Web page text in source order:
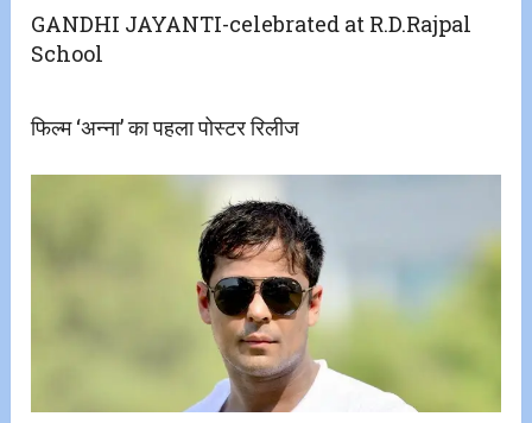
GANDHI JAYANTI-celebrated at R.D.Rajpal
School
फिल्म ‘अन्ना’ का पहला पोस्टर रिलीज